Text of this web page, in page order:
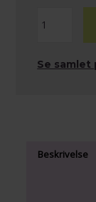
Se samlet
Beskrivelse